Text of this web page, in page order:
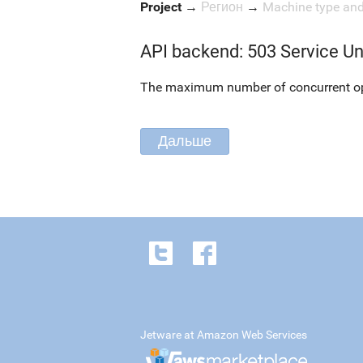
Project → Регион → Machine type
API backend: 503 Service
The maximum number of concurrent
Jetware at Amazon Web Services